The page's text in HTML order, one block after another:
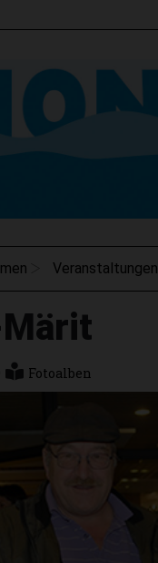
Veranstaltungen
Fotoalben